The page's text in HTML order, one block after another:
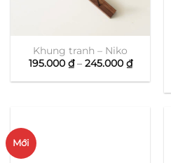
Khung tranh – Niko
195.000 ₫ – 245.000 ₫Khoảng
giá:
từ
Mới